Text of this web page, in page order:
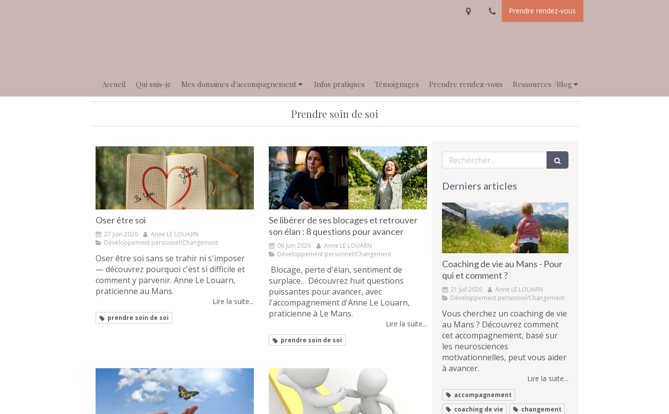
Prendre rendez-vous
Accueil Qui suis-je Mes domaines d'accompagnement Infos pratiques Témoignages Prendre rendez-vous Ressources /Blog
Prendre soin de soi
Oser être soi
27 Juin 2026
Anne LE LOUARN
Développement personnel/Changement
Oser être soi sans se trahir ni s'imposer
— découvrez pourquoi c'est si difficile et
comment y parvenir. Anne Le Louarn,
praticienne au Mans.
Lire la suite...
prendre soin de soi
Se libérer de ses blocages et retrouver
son élan : 8 questions pour avancer
06 Juin 2026
Anne LE LOUARN
Développement personnel/Changement
Blocage, perte d'élan, sentiment de
surplace… Découvrez huit questions
puissantes pour avancer, avec
l'accompagnement d'Anne Le Louarn,
praticienne à Le Mans.
Lire la suite...
prendre soin de soi
Rechercher
Derniers articles
Coaching de vie au Mans - Pour
qui et comment ?
21 Juil 2026
Anne LE LOUARN
Développement personnel/Changement
Vous cherchez un coaching de vie
au Mans ? Découvrez comment
cet accompagnement, basé sur
les neurosciences
motivationnelles, peut vous aider
à avancer.
Lire la suite...
accompagnement
coaching de vie
changement